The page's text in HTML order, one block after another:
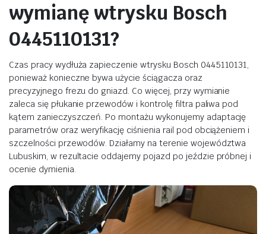
wymianę wtrysku Bosch
0445110131?
Czas pracy wydłuża zapieczenie wtrysku Bosch 0445110131,
ponieważ konieczne bywa użycie ściągacza oraz
precyzyjnego frezu do gniazd. Co więcej, przy wymianie
zaleca się płukanie przewodów i kontrolę filtra paliwa pod
kątem zanieczyszczeń. Po montażu wykonujemy adaptację
parametrów oraz weryfikację ciśnienia rail pod obciążeniem i
szczelności przewodów. Działamy na terenie województwa
Lubuskim, w rezultacie oddajemy pojazd po jeździe próbnej i
ocenie dymienia.